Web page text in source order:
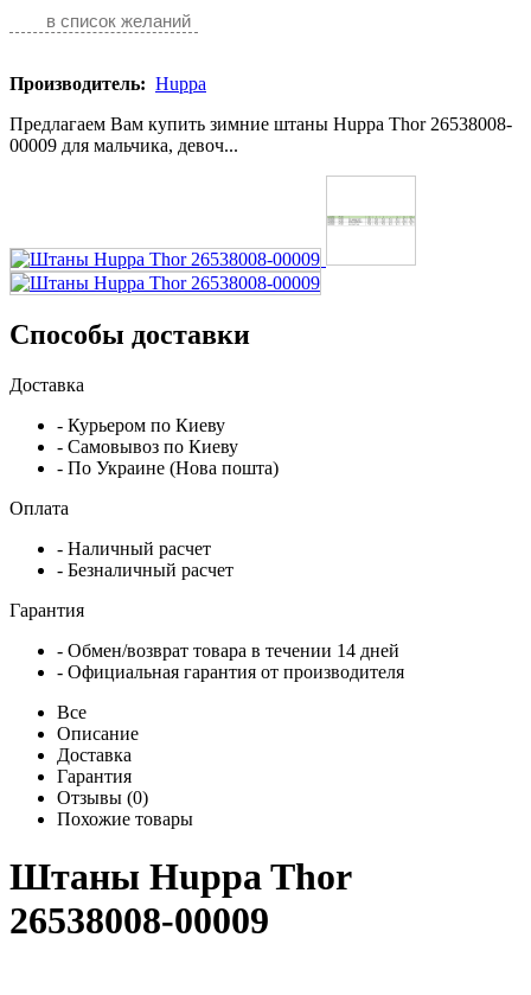
в список желаний
Производитель: Huppa
Предлагаем Вам купить зимние штаны Huppa Thor 26538008-
00009 для мальчика, девоч...
Способы доставки
Доставка
- Курьером по Киеву
- Самовывоз по Киеву
- По Украине (Нова пошта)
Оплата
- Наличный расчет
- Безналичный расчет
Гарантия
- Обмен/возврат товара в течении 14 дней
- Официальная гарантия от производителя
Все
Описание
Доставка
Гарантия
Отзывы (0)
Похожие товары
Штаны Huppa Thor
26538008-00009